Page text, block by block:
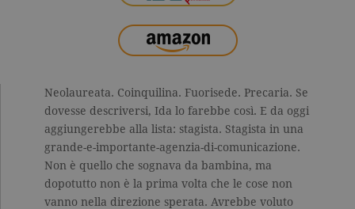
Neolaureata. Coinquilina. Fuorisede. Precaria. Se
dovesse descriversi, Ida lo farebbe così. E da oggi
aggiungerebbe alla lista: stagista. Stagista in una
grande-e-importante-agenzia-di-comunicazione.
Non è quello che sognava da bambina, ma
dopotutto non è la prima volta che le cose non
vanno nella direzione sperata. Avrebbe voluto